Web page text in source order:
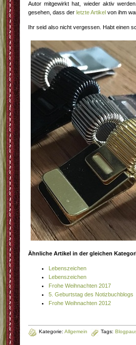
Autor mitgewirkt hat, wieder aktiv
gesehen, dass der letzte Artikel von ihm
Ihr seid also nicht vergessen. Habt einen
Ähnliche Artikel in der gleichen
Lebenszeichen
Lebenszeichen
Frohe Weihnachten 2017
5. Geburtstag des Notizbuchblogs
Frohe Weihnachten 2012
Kategorie: Allgemein Tags: